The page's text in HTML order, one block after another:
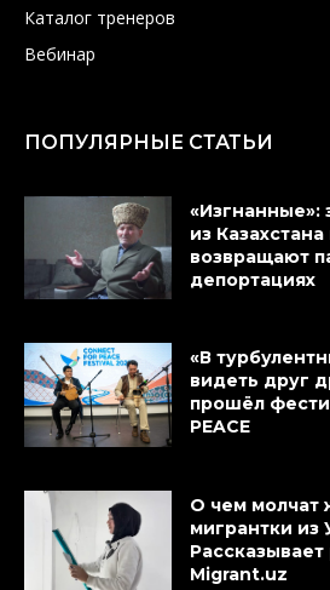
Каталог тренеров
Вебинар
ПОПУЛЯРНЫЕ СТАТЬИ
«Изгнанные»:
из
возвращают
депортациях
«В
видеть друг
прошёл
PEACE
О чем
мигрантки из
Migrant.uz